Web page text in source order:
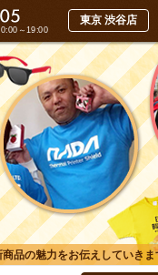
品の魅力をお伝えしていきま
～19:00